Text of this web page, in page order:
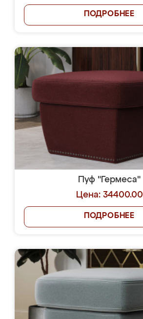
ПОДРОБНЕЕ
Пуф "Гермеса"
Цена: 34400.00
ПОДРОБНЕЕ